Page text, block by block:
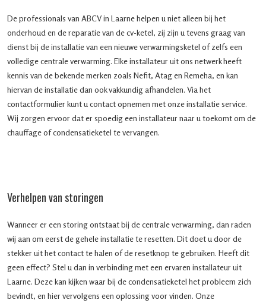
De professionals van ABCV in Laarne helpen u niet alleen bij het
onderhoud en de reparatie van de cv-ketel, zij zijn u tevens graag van
dienst bij de installatie van een nieuwe verwarmingsketel of zelfs een
volledige centrale verwarming. Elke installateur uit ons netwerk heeft
kennis van de bekende merken zoals Nefit, Atag en Remeha, en kan
hiervan de installatie dan ook vakkundig afhandelen. Via het
contactformulier kunt u contact opnemen met onze installatie service.
Wij zorgen ervoor dat er spoedig een installateur naar u toekomt om de
chauffage of condensatieketel te vervangen.
Verhelpen van storingen
Wanneer er een storing ontstaat bij de centrale verwarming, dan raden
wij aan om eerst de gehele installatie te resetten. Dit doet u door de
stekker uit het contact te halen of de resetknop te gebruiken. Heeft dit
geen effect? Stel u dan in verbinding met een ervaren installateur uit
Laarne. Deze kan kijken waar bij de condensatieketel het probleem zich
bevindt, en hier vervolgens een oplossing voor vinden. Onze